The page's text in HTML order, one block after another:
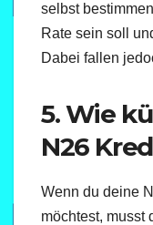
selbst
Rate sein soll
Dabei fallen
5. Wie
N26
Wenn du deine
möchtest, musst